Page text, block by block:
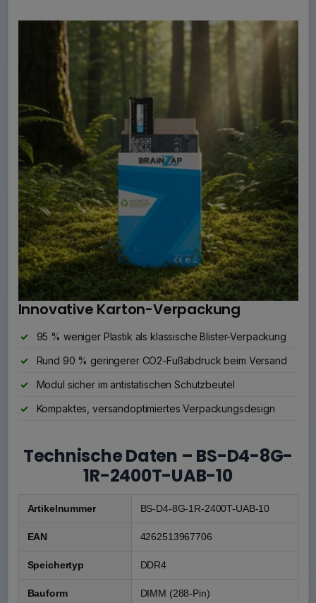
Innovative Karton-Verpackung
95 % weniger Plastik als klassische Blister-Verpackung
Rund 90 % geringerer CO2-Fußabdruck beim Versand
Modul sicher im antistatischen Schutzbeutel
Kompaktes, versandoptimiertes Verpackungsdesign
Technische Daten – BS-D4-8G-
1R-2400T-UAB-10
Artikelnummer BS-D4-8G-1R-2400T-UAB-10
EAN 4262513967706
Speichertyp DDR4
Bauform DIMM (288-Pin)